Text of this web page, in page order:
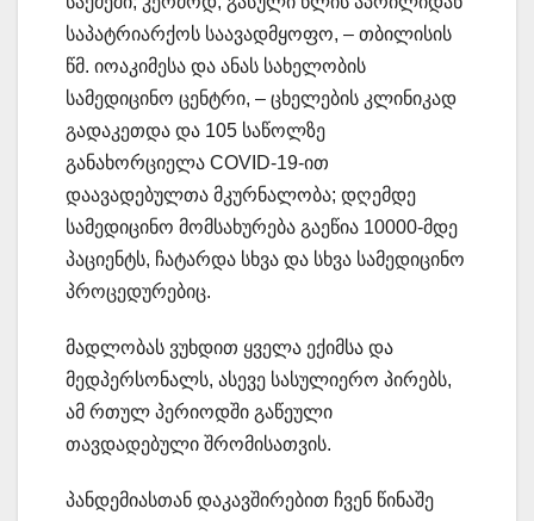
საპატრიარქოს საავადმყოფო, – თბილისის
წმ. იოაკიმესა და ანას სახელობის
სამედიცინო ცენტრი, – ცხელების კლინიკად
გადაკეთდა და 105 საწოლზე
განახორციელა COVID-19-ით
დაავადებულთა მკურნალობა; დღემდე
სამედიცინო მომსახურება გაეწია 10000-მდე
პაციენტს, ჩატარდა სხვა და სხვა სამედიცინო
პროცედურებიც.
მადლობას ვუხდით ყველა ექიმსა და
მედპერსონალს, ასევე სასულიერო პირებს,
ამ რთულ პერიოდში გაწეული
თავდადებული შრომისათვის.
პანდემიასთან დაკავშირებით ჩვენ წინაშე